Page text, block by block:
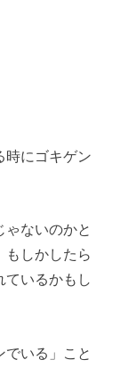
時にゴキゲン
ないのかと
もしかしたら
ているかもし
いる」こと